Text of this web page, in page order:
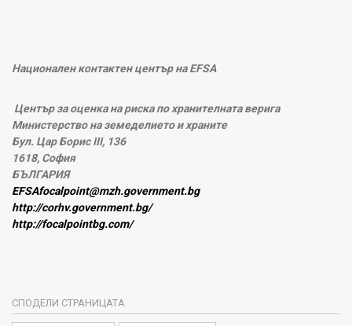
Национален контактен център на EFSA
Център за оценка на риска по хранителната верига
Министерство на земеделието и храните
Бул. Цар Борис III, 136
1618, София
БЪЛГАРИЯ
EFSAfocalpoint@mzh.government.bg
http://corhv.government.bg/
http://focalpointbg.com/
СПОДЕЛИ СТРАНИЦАТА